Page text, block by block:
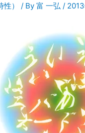
） / By 富 一弘 /